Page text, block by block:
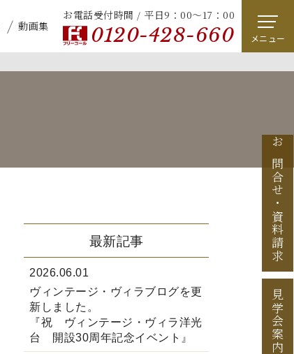
動画集
お電話受付時間 / 平日9：00～17：00
0120-428-660
メニュー
最新記事
2026.06.01
ヴィンテージ・ヴィラブログを更
新しました。
『祝 ヴィンテージ・ヴィラ洋光
台 開設30周年記念イベント』
お問合せ
・
資料請求
見学会案内